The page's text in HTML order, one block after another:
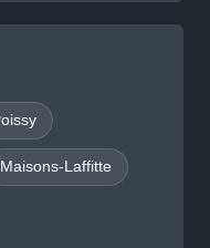
Maisons-Laffitte